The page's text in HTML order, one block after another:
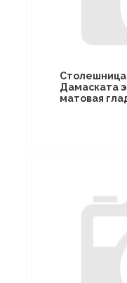
Столешница
Дамаската
матовая